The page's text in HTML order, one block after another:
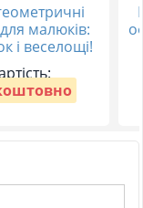
малюків:
і веселощі!